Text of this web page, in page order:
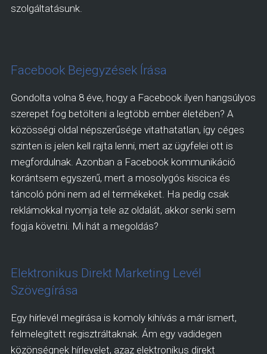
szolgáltatásunk.
Facebook Bejegyzések Írása
Gondolta volna 8 éve, hogy a Facebook ilyen hangsúlyos
szerepet fog betölteni a legtöbb ember életében? A
közösségi oldal népszerűsége vitathatatlan, így céges
szinten is jelen kell rajta lenni, mert az ügyfelei ott is
megfordulnak. Azonban a Facebook kommunikáció
korántsem egyszerű, mert a mosolygós kiscica és
táncoló póni nem ad el termékeket. Ha pedig csak
reklámokkal nyomja tele az oldalát, akkor senki sem
fogja követni. Mi hát a megoldás?
Elektronikus Direkt Marketing Levél
Szövegírása
Egy hírlevél megírása is komoly kihívás a már ismert,
felmelegített regisztráltaknak. Ám egy vadidegen
közönségnek hírlevelet, azaz elektronikus direkt